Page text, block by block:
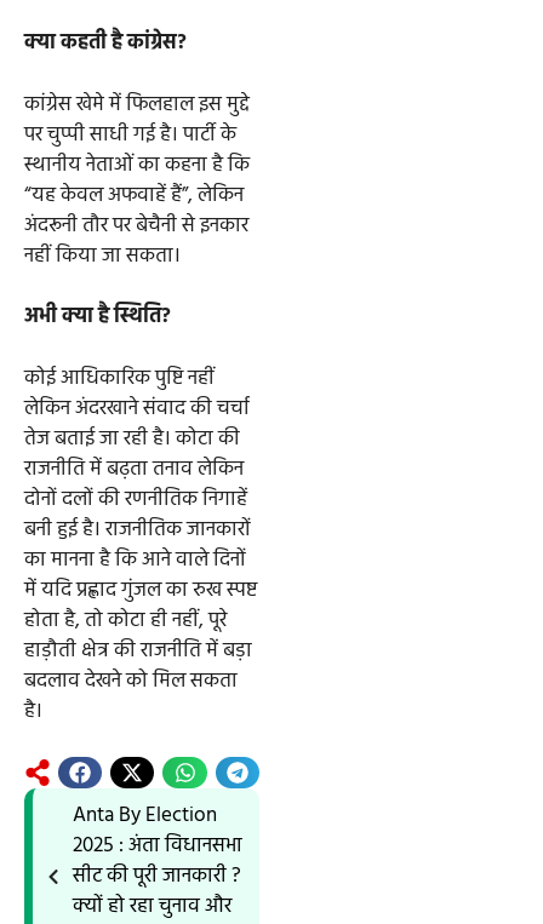
क्या कहती है कांग्रेस?
कांग्रेस खेमे में फिलहाल इस मुद्दे
पर चुप्पी साधी गई है। पार्टी के
स्थानीय नेताओं का कहना है कि
“यह केवल अफवाहें हैं”, लेकिन
अंदरूनी तौर पर बेचैनी से इनकार
नहीं किया जा सकता।
अभी क्या है स्थिति?
कोई आधिकारिक पुष्टि नहीं
लेकिन अंदरखाने संवाद की चर्चा
तेज बताई जा रही है। कोटा की
राजनीति में बढ़ता तनाव लेकिन
दोनों दलों की रणनीतिक निगाहें
बनी हुई है। राजनीतिक जानकारों
का मानना है कि आने वाले दिनों
में यदि प्रह्लाद गुंजल का रुख स्पष्ट
होता है, तो कोटा ही नहीं, पूरे
हाड़ौती क्षेत्र की राजनीति में बड़ा
बदलाव देखने को मिल सकता
है।
Anta By Election
2025 : अंता विधानसभा
सीट की पूरी जानकारी ?
क्यों हो रहा चुनाव और